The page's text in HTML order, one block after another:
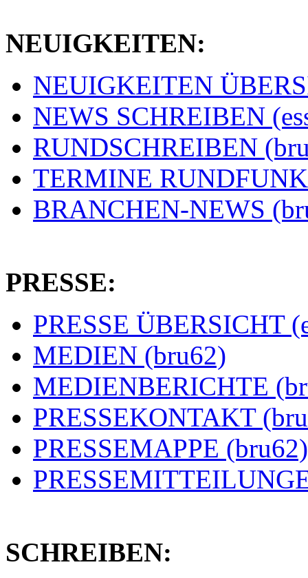
NEUIGKEITEN:
NEUIGKEITEN
NEWS SCHREIBEN
RUNDSCHREIBEN
TERMINE
BRANCHEN-NEWS
PRESSE:
PRESSE ÜBERSICHT
MEDIEN (bru62)
MEDIENBERICHTE
PRESSEKONTAKT
PRESSEMAPPE (bru62)
SCHREIBEN: